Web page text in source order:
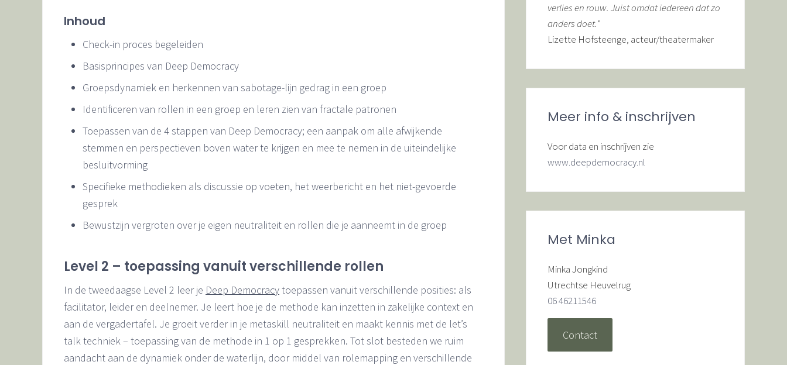
Inhoud
Check-in proces begeleiden
Basisprincipes van Deep Democracy
Groepsdynamiek en herkennen van sabotage-lijn gedrag in een groep
Identificeren van rollen in een groep en leren zien van fractale patronen
Toepassen van de 4 stappen van Deep Democracy; een aanpak om alle afwijkende
stemmen en perspectieven boven water te krijgen en mee te nemen in de uiteindelijke
besluitvorming
Specifieke methodieken als discussie op voeten, het weerbericht en het niet-gevoerde
gesprek
Bewustzijn vergroten over je eigen neutraliteit en rollen die je aanneemt in de groep
Level 2 – toepassing vanuit verschillende rollen
In de tweedaagse Level 2 leer je Deep Democracytoepassen vanuit verschillende posities: als
facilitator, leider en deelnemer. Je leert hoe je de methode kan inzetten in zakelijke context en
aan de vergadertafel. Je groeit verder in je metaskill neutraliteit en maakt kennis met de let’s
talk techniek – toepassing van de methode in 1 op 1 gesprekken. Tot slot besteden we ruim
aandacht aan de dynamiek onder de waterlijn, door middel van rolemapping en verschillende
verlies en rouw. Juist omdat iedereen dat zo
anders doet.”
Lizette Hofsteenge, acteur/theatermaker
Meer info & inschrijven
Voor data en inschrijven zie
www.deepdemocracy.nl
Met Minka
Minka Jongkind
Utrechtse Heuvelrug
06 46211546
Contact